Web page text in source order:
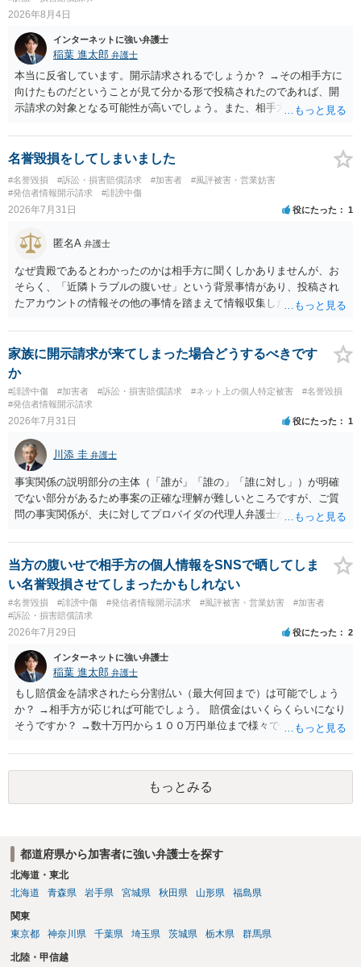
その申込み若しくは約束をして面会を要求すること。 2前項の罪を犯
二年以下の拘禁刑又は百万円以下の罰金に処する。
2026年8月4日
インターネットに強い弁護士
稲葉 進太郎 弁護士
本当に反省しています。開示請求されるでしょうか？ →その相手方に
向けたものだということが見て分かる形で投稿されたのであれば、開
示請求の対象となる可能性が高いでしょう。また、相手方の投稿した
と存じます。発信者情報開示請求が進むと、投稿に使った回線の契約
者のところに、意見照会がなされます。アカウント情報開示の場合
は、アカウントの登録メールに意見照会がなされます。 また、された
場合賠償金はいくらでしょうか。 →ケースバイケースであり、数万円
から１００万単位まで様々でしょう。裁判外であれば交渉して相手方
名誉毀損をしてしまいました
#名誉毀損 #訴訟・損害賠償請求 #加害者
#風評被害・営業妨害
#発信者情報開示請求
#誹謗中傷
2026年7月31日 役にたった 1
匿名A 弁護士
なぜ貴殿であるとわかったのかは相手方に聞くしかありませんが、お
そらく、「近隣トラブルの腹いせ」という背景事情があり、投稿され
たアカウントの情報その他の事情を踏まえて情報収集した結果、この
貴殿が投稿した事実を認めてしまったことで「答え合わせ」になって
しまったのではないでしょうか。 相手方の動きについても、相手方次
第ですので何とも言えません。公開の場で回答するには情報が乏し
く、ここで詳細を明らかにすることは事案の特定に繋がってしまうの
で、弁護士へ直接相談した方がよいです。
家族に開示請求が来てしまった場合どうするべきです
か
#誹謗中傷 #加害者 #訴訟・損害賠償請求 #ネット上の個人特定被害
#名誉毀損
#発信者情報開示請求
2026年7月31日 役にたった 1
川添 圭 弁護士
事実関係の説明部分の主体（「誰が」「誰の」「誰に対し」）が明確
でない部分があるため事案の正確な理解が難しいところですが、ご質
問の事実関係が、夫に対してプロバイダの代理人弁護士から発信者情
情報として夫の氏名と住所が開示され、開示請求者（の代理人弁護
士）が、夫に対して内容証明郵便を送ったり訴訟の提起がなされたり
する可能性があるように思われます。この場合は、開示請求者（とあ
る女性？）の代理人弁護士へ、実は投稿者があなたであるという内容
とともに、あなたから連絡することもあり得ます。 夫がクレーム電話
を入れた「相手方の法律事務所」というのがプロバイダの代理人の事
ですが、もし前者であれば、書類の再送要請にはあまり意味はなく、
一方、後者であるなら、夫を被告として提訴に至る可能性も考える必
要が出てきます。 あなたと夫との夫婦関係の状況（別居中なのか、夫
婦関係は良好なのか、あなたが夫へ嘘をついたのか等）がよくわから
ないところがあり、実際にどのような対応がベターなのかを正確に検
で弁護士へ直接相談するべきでしょう。
当方の腹いせで相手方の個人情報をSNSで晒してしま
い名誉毀損させてしまったかもしれない
#名誉毀損 #誹謗中傷 #発信者情報開示請求 #風評被害・営業妨害
#加害者
#訴訟・損害賠償請求
2026年7月29日 役にたった 2
インターネットに強い弁護士
稲葉 進太郎 弁護士
もし賠償金を請求されたら分割払い（最大何回まで）は可能でしょう
か？ →相手方が応じれば可能でしょう。 賠償金はいくらくらいになり
そうですか？ →数十万円から１００万円単位まで様々であり、不明で
渉が行われ、双方合意に至れば支払が開始され、決裂して相手方が訴
訟提起を選択すれば訴訟の中で解決がなされる流れが通常です。
もっとみる
都道府県から加害者に強い弁護士を探す
北海道・東北
北海道
青森県 岩手県 宮城県 秋田県 山形県 福島県
関東
東京都
神奈川県 千葉県 埼玉県 茨城県 栃木県 群馬県
北陸・甲信越